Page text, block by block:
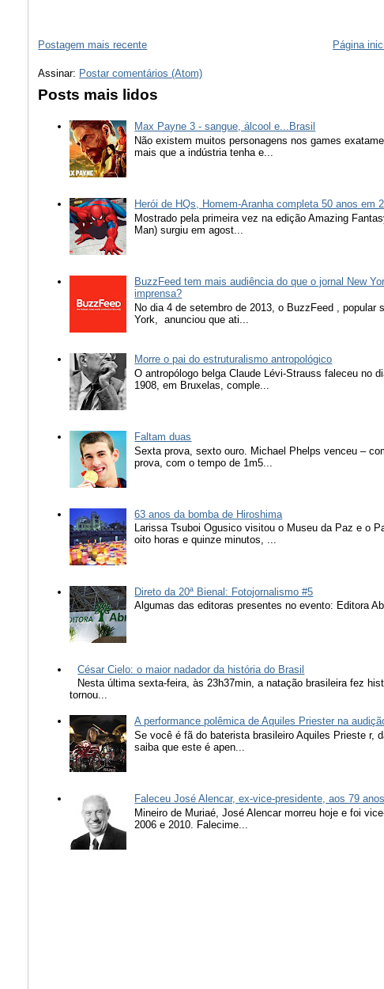
Postagem mais recente Página
Assinar: Postar comentários (Atom)
Posts mais lidos
Max Payne 3 - sangue, álcool e...Brasil
Não existem muitos personagens nos games
mais que a indústria tenha e...
Herói de HQs, Homem-Aranha completa 50 anos em
Mostrado pela primeira vez na edição Amazing
Man) surgiu em agost...
BuzzFeed tem mais audiência do que o jornal New
imprensa?
No dia 4 de setembro de 2013, o BuzzFeed ,
York, anunciou que ati...
Morre o pai do estruturalismo antropológico
O antropólogo belga Claude Lévi-Strauss faleceu no
1908, em Bruxelas, comple...
Faltam duas
Sexta prova, sexto ouro. Michael Phelps venceu –
prova, com o tempo de 1m5...
63 anos da bomba de Hiroshima
Larissa Tsuboi Ogusico visitou o Museu da Paz e o
oito horas e quinze minutos, ...
Direto da 20ª Bienal: Fotojornalismo #5
Algumas das editoras presentes no evento: Editora
César Cielo: o maior nadador da história do Brasil
Nesta última sexta-feira, às 23h37min, a natação brasileira fez
tornou...
A performance polêmica de Aquiles Priester na
Se você é fã do baterista brasileiro Aquiles Prieste r,
saiba que este é apen...
Faleceu José Alencar, ex-vice-presidente, aos 79 anos
Mineiro de Muriaé, José Alencar morreu hoje e foi
2006 e 2010. Falecime...